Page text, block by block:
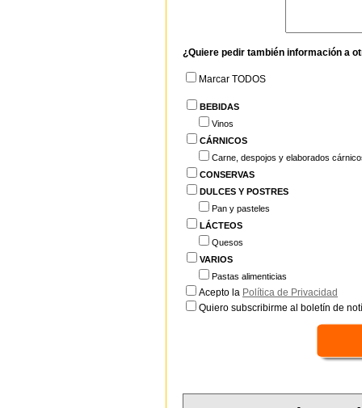
¿Quiere pedir también información a
Marcar TODOS
BEBIDAS
Vinos
CÁRNICOS
Carne, despojos y elaborados
CONSERVAS
DULCES Y POSTRES
Pan y pasteles
LÁCTEOS
Quesos
VARIOS
Pastas alimenticias
Acepto la Política de Privacidad
Quiero subscribirme al boletín de